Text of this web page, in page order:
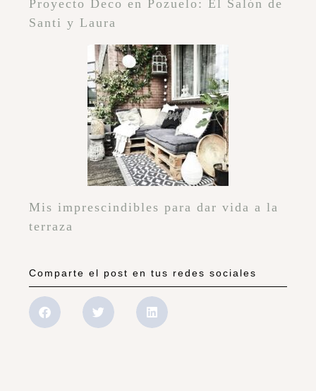
Proyecto Deco en Pozuelo: El Salón de
Santi y Laura
Mis imprescindibles para dar vida a la
terraza
Comparte el post en tus redes sociales